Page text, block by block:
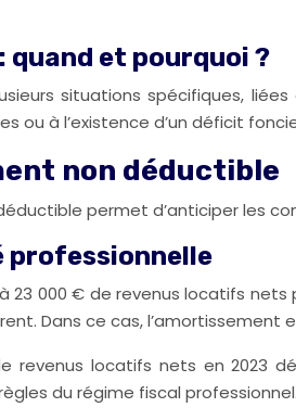
et pourquoi ?
situations spécifiques,
ou à l’existence d’un déficit
non déductible
permet d’anticiper les
professionnelle
23 000 € de revenus locatifs
Dans ce cas,
locatifs nets en 2023
du régime fiscal professionnel.